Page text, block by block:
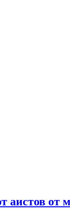
аистов от